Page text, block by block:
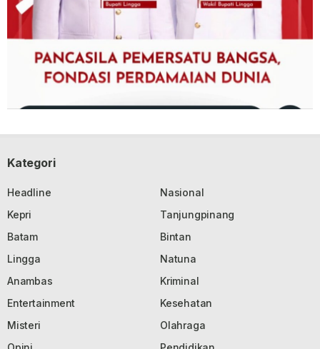
Kategori
Headline
Nasional
Kepri
Tanjungpinang
Batam
Bintan
Lingga
Natuna
Anambas
Kriminal
Entertainment
Kesehatan
Misteri
Olahraga